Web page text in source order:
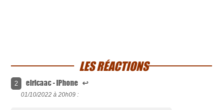
LES RÉACTIONS
2 elricaac - iPhone ↩
01/10/2022 à 20h09 :